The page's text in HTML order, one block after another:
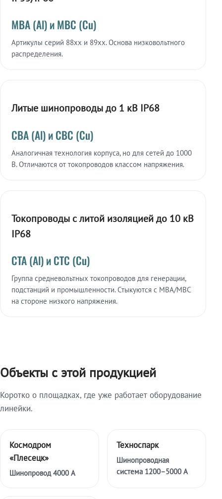
МВА (Al) и МВС (Cu)
Артикулы серий 88xx и 89xx. Основа низковольтного
распределения.
Литые шинопроводы до 1 кВ IP68
СВА (Al) и СВС (Cu)
Аналогичная технология корпуса, но для сетей до 1000
В. Отличаются от токопроводов классом напряжения.
Токопроводы с литой изоляцией до 10 кВ
IP68
СТА (Al) и СТС (Cu)
Группа средневольтных токопроводов для генерации,
подстанций и промышленности. Стыкуются с МВА/МВС
на стороне низкого напряжения.
Объекты с этой продукцией
Коротко о площадках, где уже работает оборудование
линейки.
Космодром
«Плесецк»
Шинопровод 4000 А
Техноспарк
Шинопроводная
система 1200–5000 А